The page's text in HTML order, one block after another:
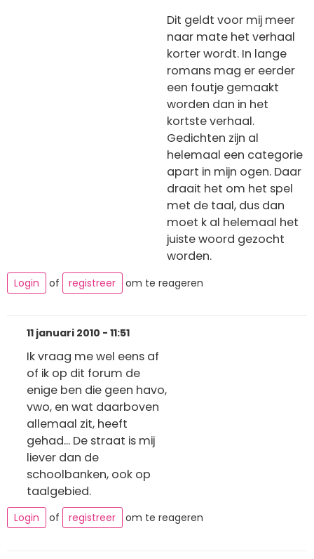
Dit geldt voor mij meer
naar mate het verhaal
korter wordt. In lange
romans mag er eerder
een foutje gemaakt
worden dan in het
kortste verhaal.
Gedichten zijn al
helemaal een categorie
apart in mijn ogen. Daar
draait het om het spel
met de taal, dus dan
moet k al helemaal het
juiste woord gezocht
worden.
Login of registreer om te reageren
11 januari 2010 - 11:51
Ik vraag me wel eens af
of ik op dit forum de
enige ben die geen havo,
vwo, en wat daarboven
allemaal zit, heeft
gehad... De straat is mij
liever dan de
schoolbanken, ook op
taalgebied.
Login of registreer om te reageren